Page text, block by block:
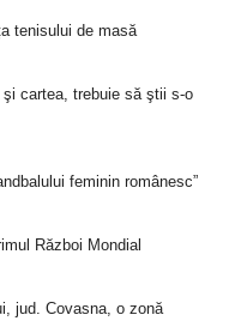
tenisului de masă
cartea, trebuie să ştii s-o
feminin românesc”
Război Mondial
jud. Covasna, o zonă